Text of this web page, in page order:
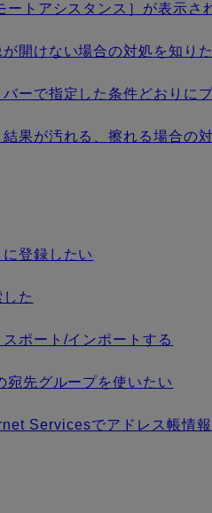
ートアシスタンス］が表示
開けない場合の対処を知り
ーで指定した条件どおりに
果が汚れる、擦れる場合の
登録したい
た
ポート/インポートする
宛先グループを使いたい
Servicesでアドレス帳情